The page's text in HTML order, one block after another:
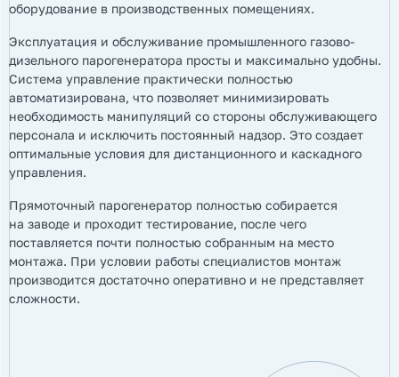
оборудование в производственных помещениях.
Эксплуатация и обслуживание промышленного газово-
дизельного парогенератора просты и максимально удобны.
Система управление практически полностью
автоматизирована, что позволяет минимизировать
необходимость манипуляций со стороны обслуживающего
персонала и исключить постоянный надзор. Это создает
оптимальные условия для дистанционного и каскадного
управления.
Прямоточный парогенератор полностью собирается
на заводе и проходит тестирование, после чего
поставляется почти полностью собранным на место
монтажа. При условии работы специалистов монтаж
производится достаточно оперативно и не представляет
сложности.